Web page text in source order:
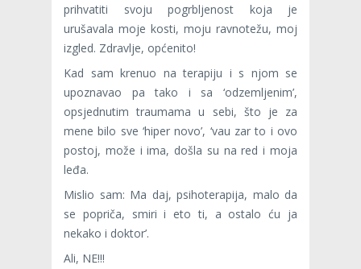
prihvatiti svoju pogrbljenost koja je
urušavala moje kosti, moju ravnotežu, moj
izgled. Zdravlje, općenito!
Kad sam krenuo na terapiju i s njom se
upoznavao pa tako i sa ‘odzemljenim’,
opsjednutim traumama u sebi, što je za
mene bilo sve ‘hiper novo’, ‘vau zar to i ovo
postoj, može i ima, došla su na red i moja
leđa.
Mislio sam: Ma daj, psihoterapija, malo da
se popriča, smiri i eto ti, a ostalo ću ja
nekako i doktor’.
Ali, NE!!!